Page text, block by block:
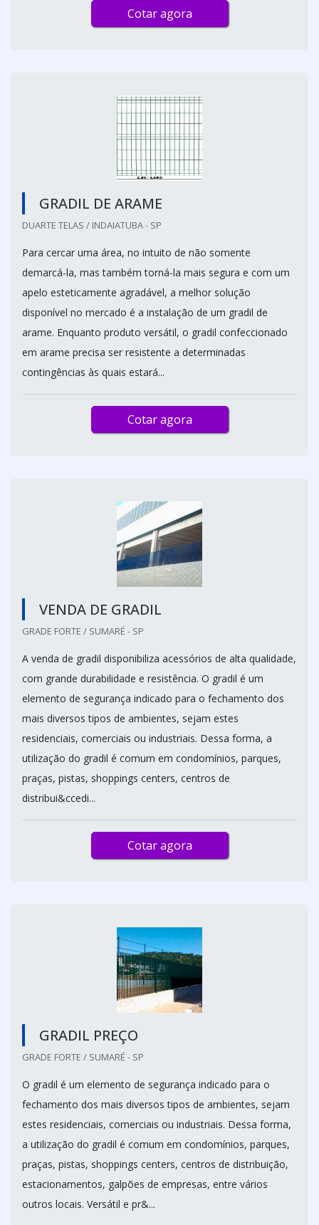
Cotar agora
GRADIL DE ARAME
DUARTE TELAS / INDAIATUBA - SP
Para cercar uma área, no intuito de não somente
demarcá-la, mas também torná-la mais segura e com um
apelo esteticamente agradável, a melhor solução
disponível no mercado é a instalação de um gradil de
arame. Enquanto produto versátil, o gradil confeccionado
em arame precisa ser resistente a determinadas
contingências às quais estará...
Cotar agora
VENDA DE GRADIL
GRADE FORTE / SUMARÉ - SP
A venda de gradil disponibiliza acessórios de alta qualidade,
com grande durabilidade e resistência. O gradil é um
elemento de segurança indicado para o fechamento dos
mais diversos tipos de ambientes, sejam estes
residenciais, comerciais ou industriais. Dessa forma, a
utilização do gradil é comum em condomínios, parques,
praças, pistas, shoppings centers, centros de
distribui&ccedi...
Cotar agora
GRADIL PREÇO
GRADE FORTE / SUMARÉ - SP
O gradil é um elemento de segurança indicado para o
fechamento dos mais diversos tipos de ambientes, sejam
estes residenciais, comerciais ou industriais. Dessa forma,
a utilização do gradil é comum em condomínios, parques,
praças, pistas, shoppings centers, centros de distribuição,
estacionamentos, galpões de empresas, entre vários
outros locais. Versátil e pr&...